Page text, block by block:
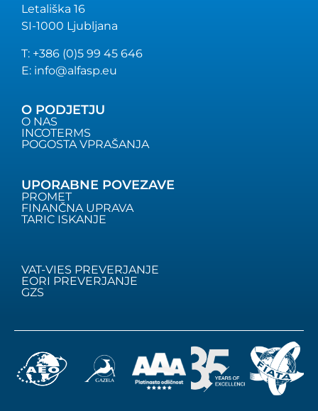
Letališka 16
SI-1000 Ljubljana
T: +386 (0)5 99 45 646
E: info@alfasp.eu
O PODJETJU
O NAS
INCOTERMS
POGOSTA VPRAŠANJA
UPORABNE POVEZAVE
PROMET
FINANČNA UPRAVA
TARIC ISKANJE
VAT-VIES PREVERJANJE
EORI PREVERJANJE
GZS